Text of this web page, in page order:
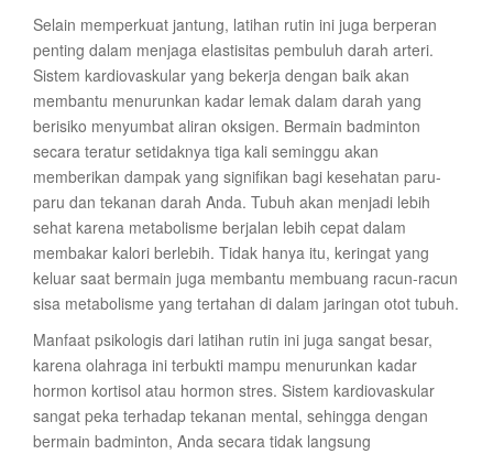
Selain memperkuat jantung, latihan rutin ini juga berperan
penting dalam menjaga elastisitas pembuluh darah arteri.
Sistem kardiovaskular yang bekerja dengan baik akan
membantu menurunkan kadar lemak dalam darah yang
berisiko menyumbat aliran oksigen. Bermain badminton
secara teratur setidaknya tiga kali seminggu akan
memberikan dampak yang signifikan bagi kesehatan paru-
paru dan tekanan darah Anda. Tubuh akan menjadi lebih
sehat karena metabolisme berjalan lebih cepat dalam
membakar kalori berlebih. Tidak hanya itu, keringat yang
keluar saat bermain juga membantu membuang racun-racun
sisa metabolisme yang tertahan di dalam jaringan otot tubuh.
Manfaat psikologis dari latihan rutin ini juga sangat besar,
karena olahraga ini terbukti mampu menurunkan kadar
hormon kortisol atau hormon stres. Sistem kardiovaskular
sangat peka terhadap tekanan mental, sehingga dengan
bermain badminton, Anda secara tidak langsung